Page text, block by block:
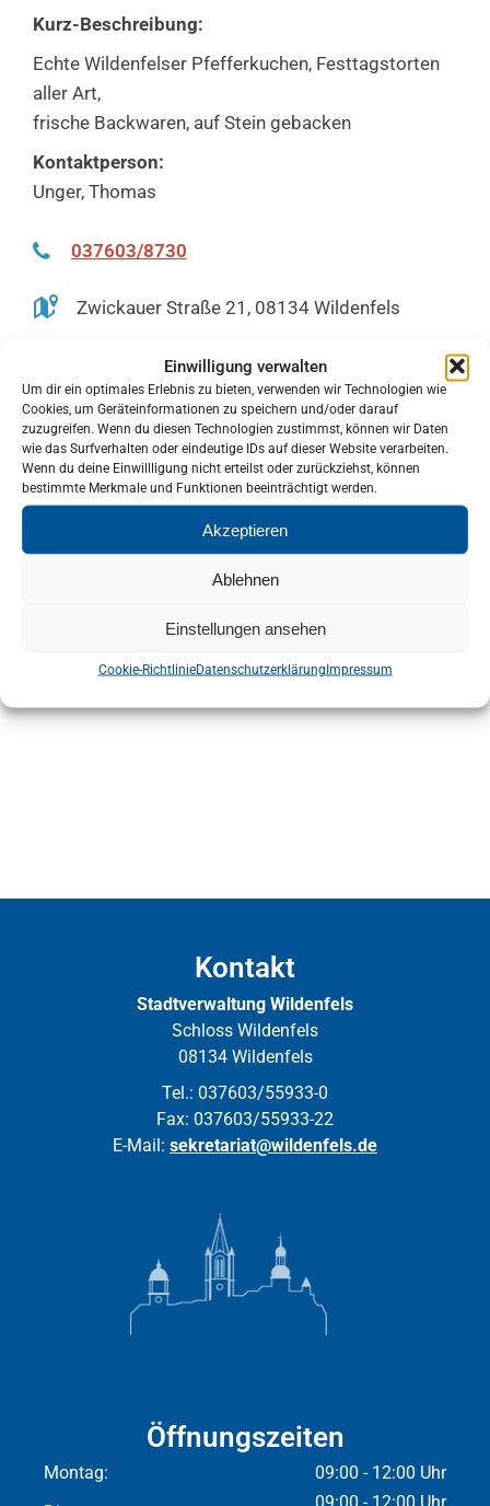
Einwilligung verwalten
Um dir ein optimales Erlebnis zu bieten, verwenden wir Technologien wie
Cookies, um Geräteinformationen zu speichern und/oder darauf
zuzugreifen. Wenn du diesen Technologien zustimmst, können wir Daten
wie das Surfverhalten oder eindeutige IDs auf dieser Website verarbeiten.
Wenn du deine Einwillligung nicht erteilst oder zurückziehst, können
bestimmte Merkmale und Funktionen beeinträchtigt werden.
Akzeptieren
Ablehnen
Einstellungen ansehen
Cookie-RichtlinieDatenschutzerklärungImpressum
Kurz-Beschreibung:
Echte Wildenfelser Pfefferkuchen, Festtagstorten
aller Art,
frische Backwaren, auf Stein gebacken
Kontaktperson:
Unger, Thomas
037603/8730
Zwickauer Straße 21, 08134 Wildenfels
Öffnungszeiten
Montag Geschlossen
Dienstag 06:00–17:00
Mittwoch 06:00–17:00
Donnerstag 06:00–17:00
Freitag 06:00–17:00
Sonntag Geschlossen
Kontakt
Stadtverwaltung Wildenfels
Schloss Wildenfels
08134 Wildenfels
Tel.: 037603/55933-0
Fax: 037603/55933-22
E-Mail: sekretariat@wildenfels.de
Öffnungszeiten
Montag:
09:00 - 12:00 Uhr